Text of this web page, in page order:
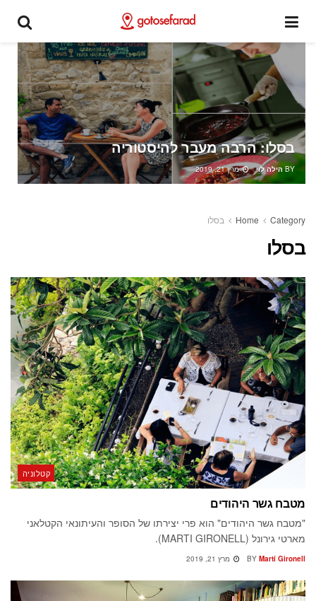
בסלו: הרבה מעבר להיסטוריה
BY הילה לוי מרץ 21, 2019
Home Category בסלו
בסלו
קטלוניה
מטבח גשר היהודים
"מטבח גשר היהודים" הוא פרי יצירתו של הסופר והעיתונאי הקטלאני
מארטי גירונל (MARTI GIRONELL).
BY Martí Gironell מרץ 21, 2019